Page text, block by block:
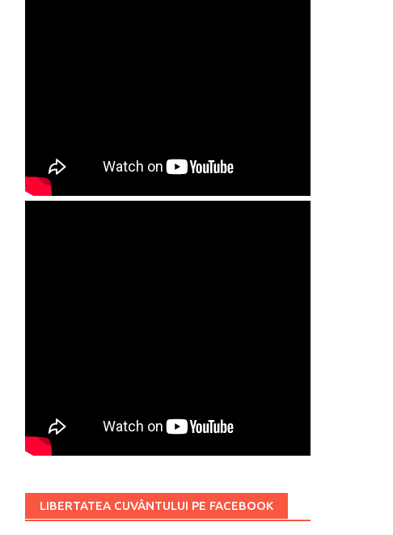
LIBERTATEA CUVÂNTULUI PE FACEBOOK